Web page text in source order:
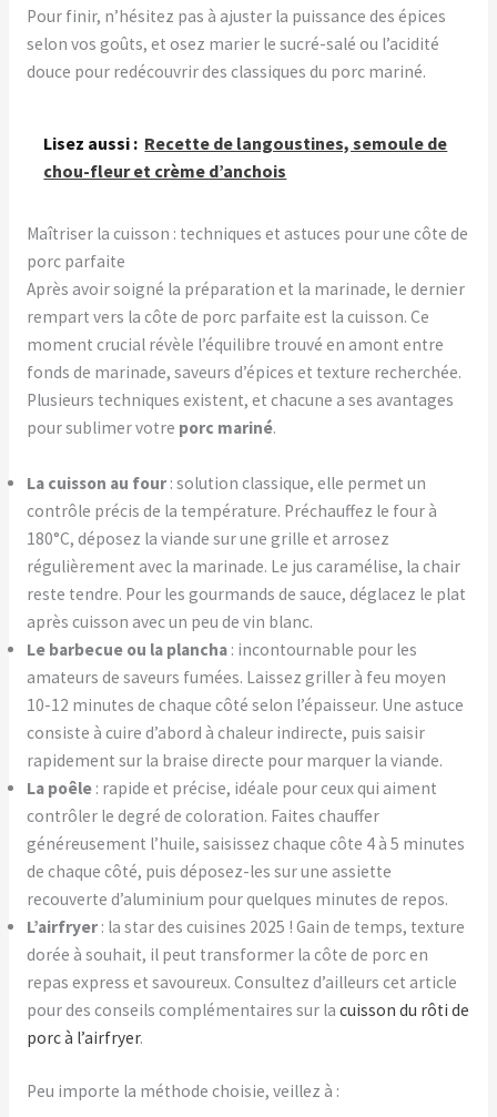
Pour finir, n’hésitez pas à ajuster la puissance des épices
selon vos goûts, et osez marier le sucré-salé ou l’acidité
douce pour redécouvrir des classiques du porc mariné.
Lisez aussi : Recette de langoustines, semoule de
chou-fleur et crème d’anchois
Maîtriser la cuisson : techniques et astuces pour une côte de
porc parfaite
Après avoir soigné la préparation et la marinade, le dernier
rempart vers la côte de porc parfaite est la cuisson. Ce
moment crucial révèle l’équilibre trouvé en amont entre
fonds de marinade, saveurs d’épices et texture recherchée.
Plusieurs techniques existent, et chacune a ses avantages
pour sublimer votre porc mariné.
La cuisson au four: solution classique, elle permet un
contrôle précis de la température. Préchauffez le four à
180°C, déposez la viande sur une grille et arrosez
régulièrement avec la marinade. Le jus caramélise, la chair
reste tendre. Pour les gourmands de sauce, déglacez le plat
après cuisson avec un peu de vin blanc.
Le barbecue ou la plancha: incontournable pour les
amateurs de saveurs fumées. Laissez griller à feu moyen
10-12 minutes de chaque côté selon l’épaisseur. Une astuce
consiste à cuire d’abord à chaleur indirecte, puis saisir
rapidement sur la braise directe pour marquer la viande.
La poêle: rapide et précise, idéale pour ceux qui aiment
contrôler le degré de coloration. Faites chauffer
généreusement l’huile, saisissez chaque côte 4 à 5 minutes
de chaque côté, puis déposez-les sur une assiette
recouverte d’aluminium pour quelques minutes de repos.
L’airfryer: la star des cuisines 2025 ! Gain de temps, texture
dorée à souhait, il peut transformer la côte de porc en
repas express et savoureux. Consultez d’ailleurs cet article
pour des conseils complémentaires sur la cuisson du rôti de
porc à l’airfryer.
Peu importe la méthode choisie, veillez à :